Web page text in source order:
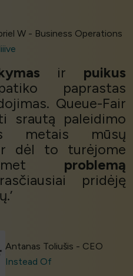
W - Business Operations
ir puikus
paprastas
Queue-Fair
srautą paleidimo
metais mūsų
dėl to turėjome
problemą
pridėję
Antanas Toliušis - CEO
Instead Of